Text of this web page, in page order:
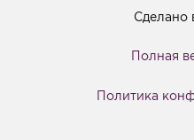
Сделано
Полная
Политика